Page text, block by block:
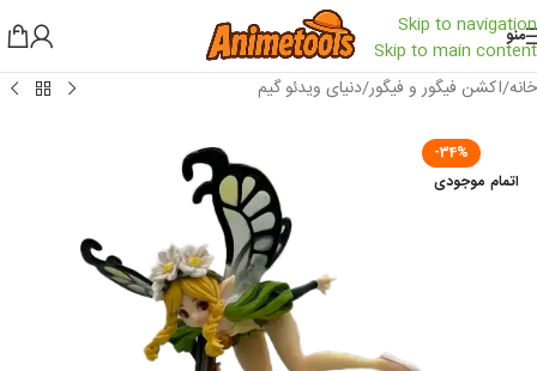
Skip to navigation
Skip to main content
منو
خانه/اکشن فیگور و فیگور/دنیای ویدئو گیم
-34%
اتمام موجودی